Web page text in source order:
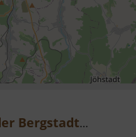
Rathaus der Bergstadt Schneeberg